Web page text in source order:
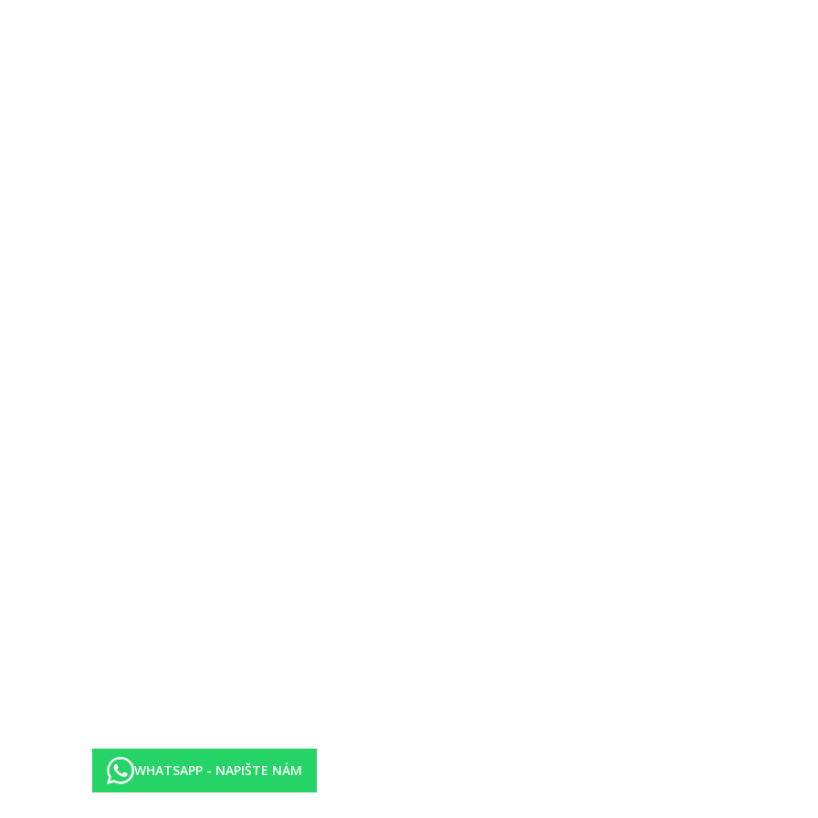
bufetu
případných hygienických či protiepidemických opatření v dané destinaci.
WHATSAPP - NAPIŠTE NÁM